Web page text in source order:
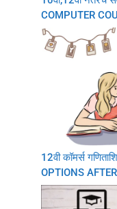
COMPUTER
12वी कॉमर्स
OPTIONS